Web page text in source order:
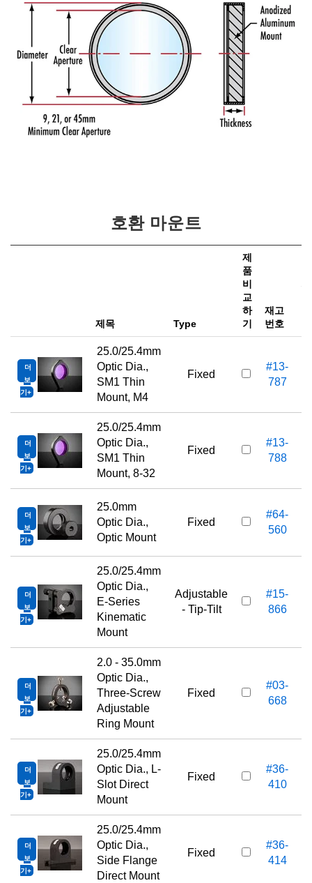
호환 마운트
제목 Type
제
품
비
교
하
기
재고
번호
더
보
기
25.0/25.4mm
Optic Dia.,
SM1 Thin
Mount, M4
Fixed
#13-
787
더
보
기
25.0/25.4mm
Optic Dia.,
SM1 Thin
Mount, 8-32
Fixed
#13-
788
더
보
기
25.0mm
Optic Dia.,
Optic Mount
Fixed
#64-
560
더
보
기
25.0/25.4mm
Optic Dia.,
E-Series
Kinematic
Mount
Adjustable
- Tip-Tilt
#15-
866
더
보
기
2.0 - 35.0mm
Optic Dia.,
Three-Screw
Adjustable
Ring Mount
Fixed
#03-
668
더
보
기
25.0/25.4mm
Optic Dia., L-
Slot Direct
Mount
Fixed
#36-
410
더
보
기
25.0/25.4mm
Optic Dia.,
Side Flange
Direct Mount
Fixed
#36-
414